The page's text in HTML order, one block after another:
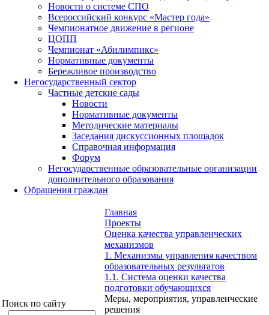
Новости о системе СПО
Всероссийский конкурс «Мастер года»
Чемпионатное движение в регионе
ЦОПП
Чемпионат «Абилимпикс»
Нормативные документы
Бережливое производство
Негосударственный сектор
Частные детские сады
Новости
Нормативные документы
Методические материалы
Заседания дискуссионных площадок
Справочная информация
Форум
Негосударственные образовательные организации
дополнительного образования
Обращения граждан
Поиск по сайту
Главная
Проекты
Оценка качества управленческих
механизмов
1. Механизмы управления качеством
образовательных результатов
1.1. Система оценки качества
подготовки обучающихся
Меры, мероприятия, управленческие
решения